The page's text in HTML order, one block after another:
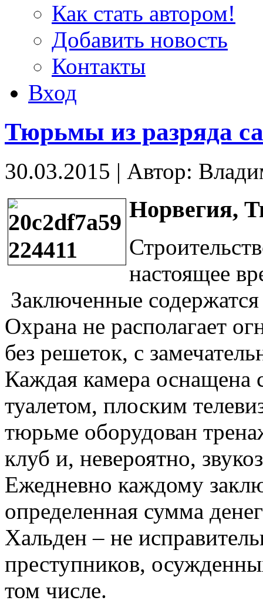
Как стать автором!
Добавить новость
Контакты
Вход
Тюрьмы из разряда
30.03.2015 | Автор:
Норвегия,
настоящее
Заключенные
Охрана не располагает
без решеток, с
Каждая камера
туалетом, плоским
тюрьме оборудован
клуб и, невероятно,
Ежедневно каждому
определенная сумма
Хальден – не
преступников,
том числе.